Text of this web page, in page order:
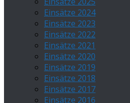
Einsätze 2024
Einsätze 2023
Einsätze 2022
Einsätze 2021
Einsätze 2020
Einsätze 2019
Einsätze 2018
Einsätze 2017
Einsätze 2016